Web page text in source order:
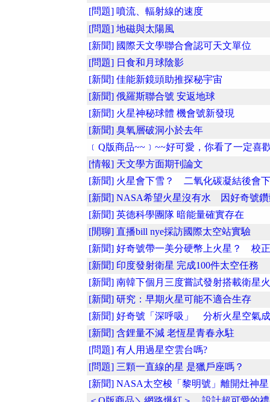
[問題] 噴流、輻射線的速度
[問題] 地磁與太陽風
[新聞] 國際天文學聯合會認可天文單位
[問題] 日食和月球陰影
[新聞] 佳能新鏡頭助推探秘宇宙
[新聞] 俄羅斯聯合號 安返地球
[新聞] 火星神秘球體 機會號新發現
[新聞] 臭氧層破洞小於去年
﹝Q版商品~~﹞~~好可愛，你看了一定喜
[情報] 天文學方面期刊論文
[新聞] 火星會下雪？ 二氧化碳凝結後會
[新聞] NASA希望火星沒有水 因好奇號鑽
[新聞] 英德科學團隊 暗能量確實存在
[閒聊] 直播bill nye採訪國際太空站實驗
[新聞] 好奇號帶一美分硬幣上火星？ 校
[新聞] 印度發射衛星 完成100件太空任務
[新聞] 南韓下個月三度嘗試發射搭載衛星
[新聞] 研究：早期火星可能不適合生存
[新聞] 好奇號「深呼吸」 分析火星空氣
[新聞] 含鋰量不減 老恆星青春永駐
[問題] 有人用過星空雲台嗎?
[問題] 三顆一直線的星 是獵戶座嗎？
[新聞] NASA太空梭「黎明號」離開灶神